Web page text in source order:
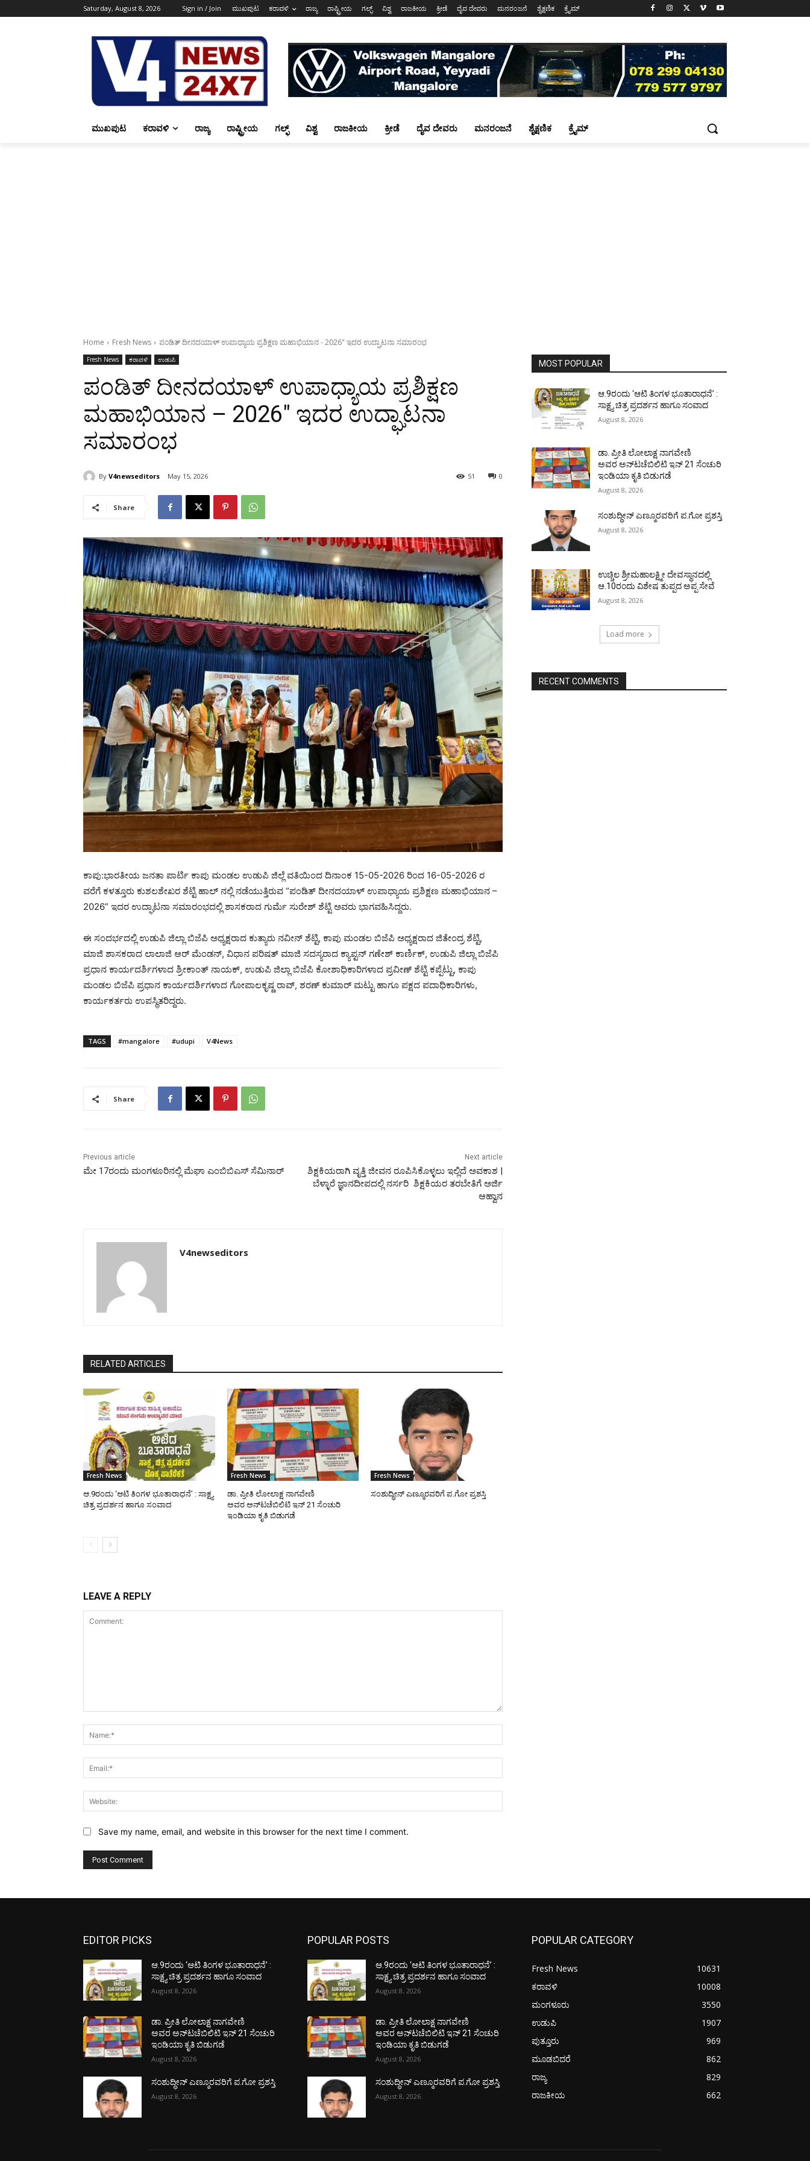
Saturday, August 8, 2026 Sign in / Join ಮುಖಪುಟ ಕರಾವಳಿ ರಾಜ್ಯ ರಾಷ್ಟ್ರೀಯ ಗಲ್ಫ್ ವಿಶ್ವ ರಾಜಕೀಯ ಕ್ರೀಡೆ ದೈವ ದೇವರು ಮನರಂಜನೆ ಶೈಕ್ಷಣಿಕ ಕ್ರೈಮ್
ಮುಖಪುಟ ಕರಾವಳಿ ರಾಜ್ಯ ರಾಷ್ಟ್ರೀಯ ಗಲ್ಫ್ ವಿಶ್ವ ರಾಜಕೀಯ ಕ್ರೀಡೆ ದೈವ ದೇವರು ಮನರಂಜನೆ ಶೈಕ್ಷಣಿಕ ಕ್ರೈಮ್
Home Fresh News ಪಂಡಿತ್ ದೀನದಯಾಳ್ ಉಪಾಧ್ಯಾಯ ಪ್ರಶಿಕ್ಷಣ ಮಹಾಭಿಯಾನ - 2026" ಇದರ ಉದ್ಘಾಟನಾ ಸಮಾರಂಭ
Fresh News ಕರಾವಳಿ ಉಡುಪಿ
ಪಂಡಿತ್ ದೀನದಯಾಳ್ ಉಪಾಧ್ಯಾಯ ಪ್ರಶಿಕ್ಷಣ
ಮಹಾಭಿಯಾನ – 2026″ ಇದರ ಉದ್ಘಾಟನಾ
ಸಮಾರಂಭ
By V4newseditors May 15, 2026 0
51
Share
ಕಾಪು:ಭಾರತೀಯ ಜನತಾ ಪಾರ್ಟಿ ಕಾಪು ಮಂಡಲ ಉಡುಪಿ ಜಿಲ್ಲೆ ವತಿಯಿಂದ ದಿನಾಂಕ 15-05-2026 ರಿಂದ 16-05-2026 ರ
ವರೆಗೆ ಕಳತ್ತೂರು ಕುಶಲಶೇಖರ ಶೆಟ್ಟಿ ಹಾಲ್ ನಲ್ಲಿ ನಡೆಯುತ್ತಿರುವ “ಪಂಡಿತ್ ದೀನದಯಾಳ್ ಉಪಾಧ್ಯಾಯ ಪ್ರಶಿಕ್ಷಣ ಮಹಾಭಿಯಾನ –
2026” ಇದರ ಉದ್ಘಾಟನಾ ಸಮಾರಂಭದಲ್ಲಿ ಶಾಸಕರಾದ ಗುರ್ಮೆ ಸುರೇಶ್ ಶೆಟ್ಟಿ ಅವರು ಭಾಗವಹಿಸಿದ್ದರು.
ಈ ಸಂದರ್ಭದಲ್ಲಿ ಉಡುಪಿ ಜಿಲ್ಲಾ ಬಿಜೆಪಿ ಅಧ್ಯಕ್ಷರಾದ ಕುತ್ಯಾರು ನವೀನ್ ಶೆಟ್ಟಿ, ಕಾಪು ಮಂಡಲ ಬಿಜೆಪಿ ಅಧ್ಯಕ್ಷರಾದ ಜಿತೇಂದ್ರ ಶೆಟ್ಟಿ,
ಮಾಜಿ ಶಾಸಕರಾದ ಲಾಲಾಜಿ ಆರ್ ಮೆಂಡನ್, ವಿಧಾನ ಪರಿಷತ್ ಮಾಜಿ ಸದಸ್ಯರಾದ ಕ್ಯಾಪ್ಟನ್ ಗಣೇಶ್ ಕಾರ್ಣಿಕ್, ಉಡುಪಿ ಜಿಲ್ಲಾ ಬಿಜೆಪಿ
ಪ್ರಧಾನ ಕಾರ್ಯದರ್ಶಿಗಳಾದ ಶ್ರೀಕಾಂತ್ ನಾಯಕ್, ಉಡುಪಿ ಜಿಲ್ಲಾ ಬಿಜೆಪಿ ಕೋಶಾಧಿಕಾರಿಗಳಾದ ಪ್ರವೀಣ್ ಶೆಟ್ಟಿ ಕಪ್ಪೆಟ್ಟು, ಕಾಪು
ಮಂಡಲ ಬಿಜೆಪಿ ಪ್ರಧಾನ ಕಾರ್ಯದರ್ಶಿಗಳಾದ ಗೋಪಾಲಕೃಷ್ಣ ರಾವ್, ಶರಣ್ ಕುಮಾರ್ ಮಟ್ಟು ಹಾಗೂ ಪಕ್ಷದ ಪದಾಧಿಕಾರಿಗಳು,
ಕಾರ್ಯಕರ್ತರು ಉಪಸ್ಥಿತರಿದ್ದರು.
TAGS #mangalore #udupi V4News
Share
Previous article
ಮೇ 17ರಂದು ಮಂಗಳೂರಿನಲ್ಲಿ ಮೆಘಾ ಎಂಬಿಬಿಎಸ್ ಸೆಮಿನಾರ್
Next article
ಶಿಕ್ಷಕಿಯರಾಗಿ ವೃತ್ತಿ ಜೀವನ ರೂಪಿಸಿಕೊಳ್ಳಲು ಇಲ್ಲಿದೆ ಅವಕಾಶ |
ಬೆಳ್ಳಾರೆ ಜ್ಞಾನದೀಪದಲ್ಲಿ ನರ್ಸರಿ ಶಿಕ್ಷಕಿಯರ ತರಬೇತಿಗೆ ಅರ್ಜಿ
ಆಹ್ವಾನ
V4newseditors
RELATED ARTICLES
Fresh News
ಆ.9ರಂದು ‘ಆಟಿ ತಿಂಗಳ ಭೂತಾರಾಧನೆ’ : ಸಾಕ್ಷ್ಯ
ಚಿತ್ರ ಪ್ರದರ್ಶನ ಹಾಗೂ ಸಂವಾದ
Fresh News
ಡಾ. ಪ್ರೀತಿ ಲೋಲಾಕ್ಷ ನಾಗವೇಣಿ
ಅವರ ಅನ್‌ಟಚೆಬಿಲಿಟಿ ಇನ್ 21 ಸೆಂಚುರಿ
ಇಂಡಿಯಾ ಕೃತಿ ಬಿಡುಗಡೆ
Fresh News
ಸಂಶುದ್ಧೀನ್ ಎಣ್ಮೂರವರಿಗೆ ಪ.ಗೋ ಪ್ರಶಸ್ತಿ
LEAVE A REPLY
Save my name, email, and website in this browser for the next time I comment.
MOST POPULAR
ಆ.9ರಂದು ‘ಆಟಿ ತಿಂಗಳ ಭೂತಾರಾಧನೆ’ :
ಸಾಕ್ಷ್ಯ ಚಿತ್ರ ಪ್ರದರ್ಶನ ಹಾಗೂ ಸಂವಾದ
August 8, 2026
ಡಾ. ಪ್ರೀತಿ ಲೋಲಾಕ್ಷ ನಾಗವೇಣಿ
ಅವರ ಅನ್‌ಟಚೆಬಿಲಿಟಿ ಇನ್ 21 ಸೆಂಚುರಿ
ಇಂಡಿಯಾ ಕೃತಿ ಬಿಡುಗಡೆ
August 8, 2026
ಸಂಶುದ್ಧೀನ್ ಎಣ್ಮೂರವರಿಗೆ ಪ.ಗೋ ಪ್ರಶಸ್ತಿ
August 8, 2026
ಉಚ್ಚಿಲ ಶ್ರೀಮಹಾಲಕ್ಷ್ಮೀ ದೇವಸ್ಥಾನದಲ್ಲಿ
ಆ.10ರಂದು ವಿಶೇಷ ತುಪ್ಪದ ಅಪ್ಪ ಸೇವೆ
August 8, 2026
Load more
RECENT COMMENTS
EDITOR PICKS
ಆ.9ರಂದು ‘ಆಟಿ ತಿಂಗಳ ಭೂತಾರಾಧನೆ’ :
ಸಾಕ್ಷ್ಯ ಚಿತ್ರ ಪ್ರದರ್ಶನ ಹಾಗೂ ಸಂವಾದ
August 8, 2026
ಡಾ. ಪ್ರೀತಿ ಲೋಲಾಕ್ಷ ನಾಗವೇಣಿ
ಅವರ ಅನ್‌ಟಚೆಬಿಲಿಟಿ ಇನ್ 21 ಸೆಂಚುರಿ
ಇಂಡಿಯಾ ಕೃತಿ ಬಿಡುಗಡೆ
August 8, 2026
ಸಂಶುದ್ಧೀನ್ ಎಣ್ಮೂರವರಿಗೆ ಪ.ಗೋ ಪ್ರಶಸ್ತಿ
August 8, 2026
POPULAR POSTS
ಆ.9ರಂದು ‘ಆಟಿ ತಿಂಗಳ ಭೂತಾರಾಧನೆ’ :
ಸಾಕ್ಷ್ಯ ಚಿತ್ರ ಪ್ರದರ್ಶನ ಹಾಗೂ ಸಂವಾದ
August 8, 2026
ಡಾ. ಪ್ರೀತಿ ಲೋಲಾಕ್ಷ ನಾಗವೇಣಿ
ಅವರ ಅನ್‌ಟಚೆಬಿಲಿಟಿ ಇನ್ 21 ಸೆಂಚುರಿ
ಇಂಡಿಯಾ ಕೃತಿ ಬಿಡುಗಡೆ
August 8, 2026
ಸಂಶುದ್ಧೀನ್ ಎಣ್ಮೂರವರಿಗೆ ಪ.ಗೋ ಪ್ರಶಸ್ತಿ
August 8, 2026
POPULAR CATEGORY
Fresh News
10631
ಕರಾವಳಿ
10008
ಮಂಗಳೂರು
3550
ಉಡುಪಿ
1907
ಪುತ್ತೂರು
969
ಮೂಡಬಿದರೆ
862
ರಾಜ್ಯ
829
ರಾಜಕೀಯ
662